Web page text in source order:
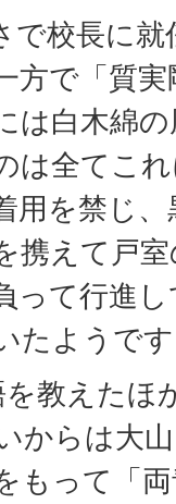
校長に就
方で「質
は白木綿
は全てこ
用を禁じ
携えて戸
って行進
たようで
教えたほ
からは大
もって「